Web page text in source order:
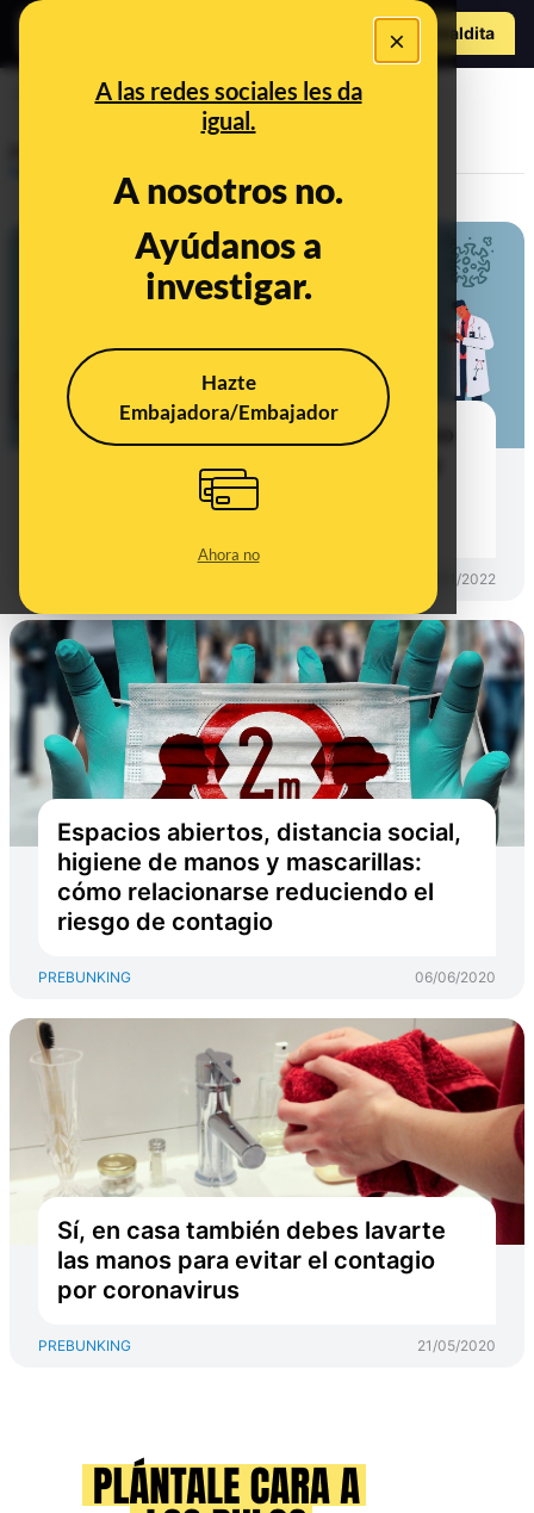
×
A las redes sociales les da
igual.
A nosotros no.
Ayúdanos a
investigar.
Hazte
Embajadora/Embajador
Ahora no
Hazte Maldita
contacto
Estos son los números de teléfono
disponibles en cada comunidad y
ciudad autónomas para casos
17/01/2022
Espacios abiertos, distancia social,
higiene de manos y mascarillas:
cómo relacionarse reduciendo el
riesgo de contagio
PREBUNKING 06/06/2020
Sí, en casa también debes lavarte
las manos para evitar el contagio
por coronavirus
PREBUNKING 21/05/2020